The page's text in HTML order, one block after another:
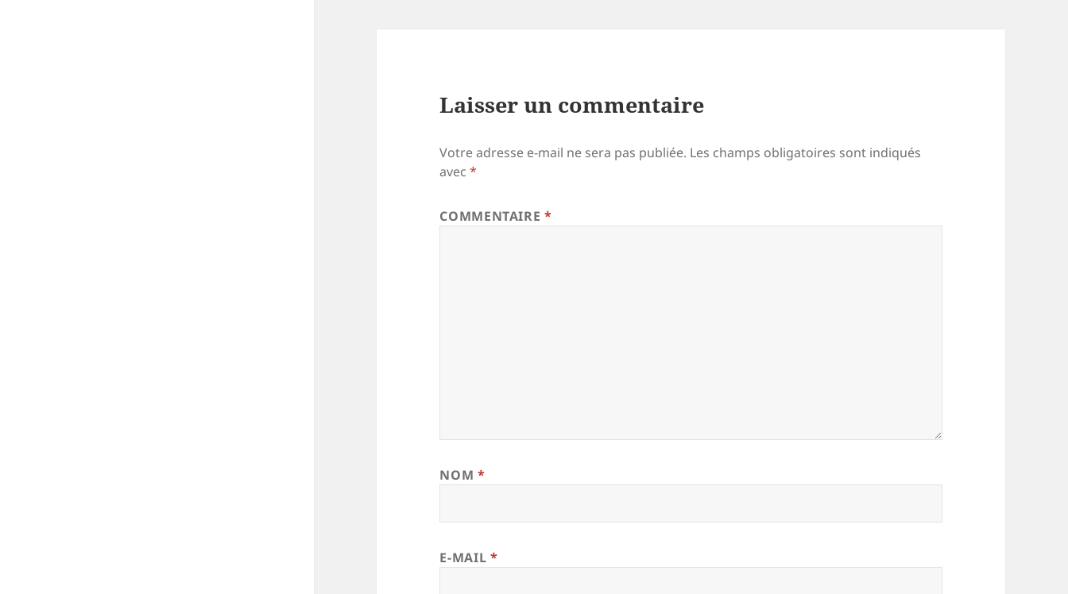
Laisser un commentaire
Votre adresse e-mail ne sera pas publiée. Les champs obligatoires sont indiqués
avec*
COMMENTAIRE*
NOM *
E-MAIL *